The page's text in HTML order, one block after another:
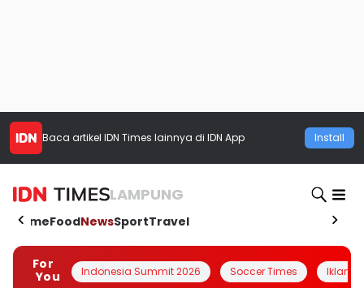
Baca artikel IDN Times lainnya di IDN App Install
LAMPUNG
HomeFoodNewsSportTravel
For
You
Indonesia Summit 2026 Soccer Times Iklanin